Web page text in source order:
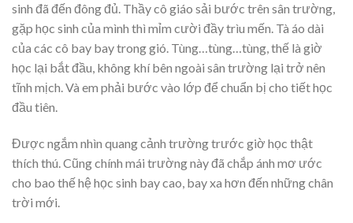
sinh đã đến đông đủ. Thầy cô giáo sải bước trên sân trường,
gặp học sinh của mình thì mỉm cười đầy trìu mến. Tà áo dài
của các cô bay bay trong gió. Tùng…tùng…tùng, thế là giờ
học lại bắt đầu, không khí bên ngoài sân trường lại trở nên
tĩnh mịch. Và em phải bước vào lớp để chuẩn bị cho tiết học
đầu tiên.
Được ngắm nhìn quang cảnh trường trước giờ học thật
thích thú. Cũng chính mái trường này đã chắp ánh mơ ước
cho bao thế hệ học sinh bay cao, bay xa hơn đến những chân
trời mới.